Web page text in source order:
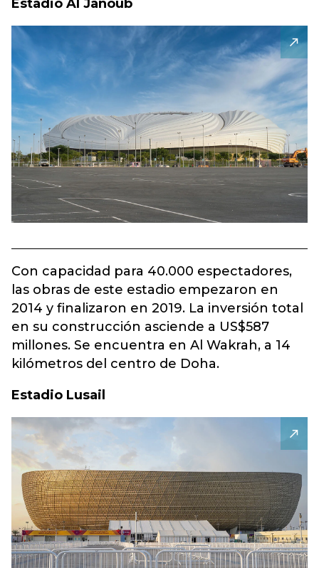
Estadio Al Janoub
Con capacidad para 40.000 espectadores,
las obras de este estadio empezaron en
2014 y finalizaron en 2019. La inversión total
en su construcción asciende a US$587
millones. Se encuentra en Al Wakrah, a 14
kilómetros del centro de Doha.
Estadio Lusail